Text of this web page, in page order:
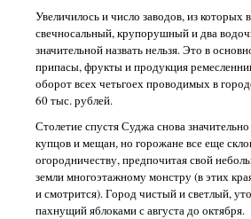
Увеличилось и число заводов, из которых
свечносальный, крупорушный и два
значительной назвать нельзя. Это в
припасы, фрукты и продукция
оборот всех четьгоех проводимых в
60 тыс. рублей.
Столетие спустя Суджа снова
купцов и мещан, но горожане все еще
огородничеству, предпочитая свой
земли многоэтажному монстру (в этих
и смотрится). Город чистый и светлый,
пахнущий яблоками с августа до октября.